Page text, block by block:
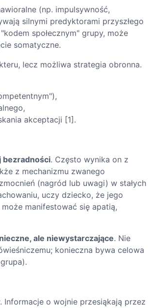
(np. impulsywność,
silnymi predyktorami przyszłego
społecznym" grupy, może
somatyczne.
lecz możliwa strategia obronna.
akceptacji [1].
bezradności. Często wynika on z
z mechanizmu zwanego
(nagród lub uwagi) w stałych
uczy dziecko, że jego
manifestować się apatią,
ale niewystarczające. Nie
konieczna bywa celowa
o wojnie przesiąkają przez